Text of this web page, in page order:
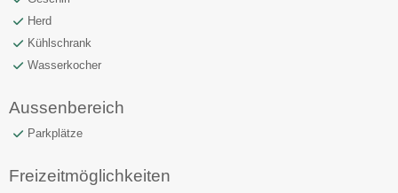
Herd
Kühlschrank
Wasserkocher
Aussenbereich
Parkplätze
Freizeitmöglichkeiten